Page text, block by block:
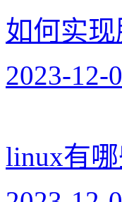
如何实
2023-12-
linux有